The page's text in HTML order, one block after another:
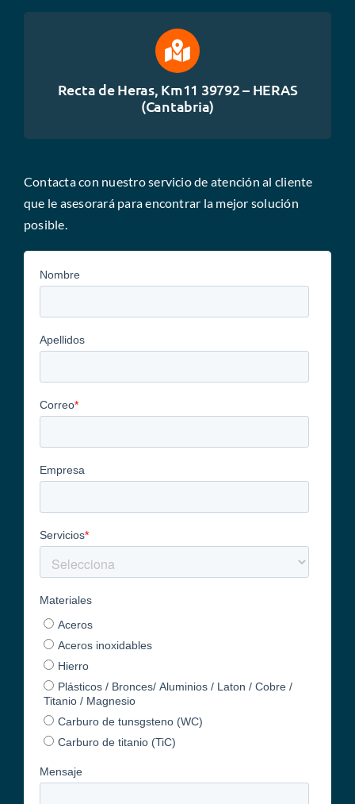
Recta de Heras, Km11 39792 – HERAS
(Cantabria)
Contacta con nuestro servicio de atención al cliente
que le asesorará para encontrar la mejor solución
posible.